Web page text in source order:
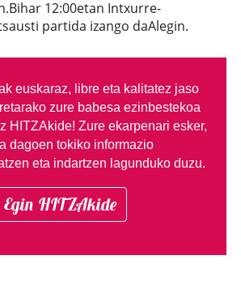
12:00etan Intxurre-
partida izango daAlegin.
euskaraz, libre eta kalitatez jaso
zure babesa ezinbestekoa
HITZAkide! Zure ekarpenari esker,
dagoen tokiko informazio
eta indartzen lagunduko duzu.
Egin HITZAkide